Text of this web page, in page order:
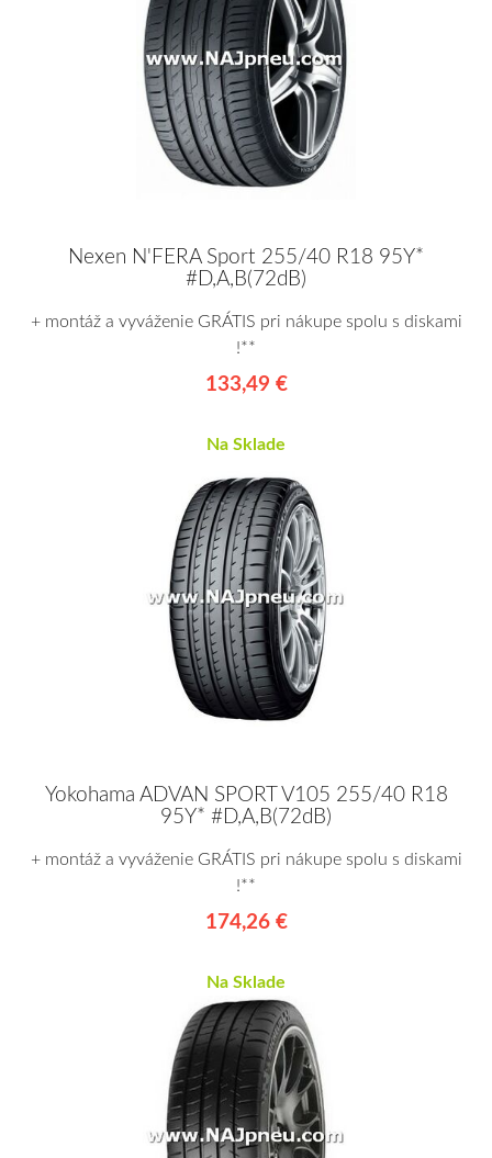
Nexen N'FERA Sport 255/40 R18 95Y*
#D,A,B(72dB)
+ montáž a vyváženie GRÁTIS pri nákupe spolu s diskami
!**
133,49 €
Na Sklade
Yokohama ADVAN SPORT V105 255/40 R18
95Y* #D,A,B(72dB)
+ montáž a vyváženie GRÁTIS pri nákupe spolu s diskami
!**
174,26 €
Na Sklade